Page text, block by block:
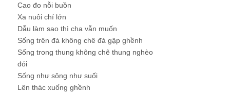
Cao đo nỗi buồn
Xa nuôi chí lớn
Dẫu làm sao thì cha vẫn muốn
Sống trên đá không chê đá gập ghềnh
Sống trong thung không chê thung nghèo
đói
Sống như sông như suối
Lên thác xuống ghềnh